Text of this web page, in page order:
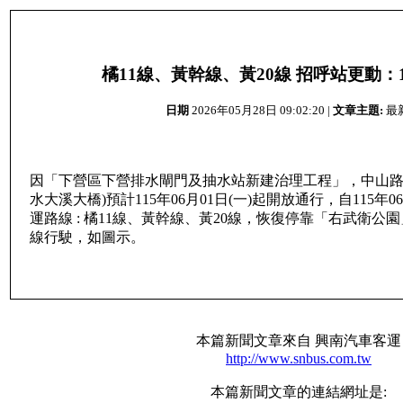
橘11線、黃幹線、黃20線 招呼站更動：
日期 2026年05月28日 09:02:20 | 文章主題: 最
因「下營區下營排水閘門及抽水站新建治理工程」，中山
水大溪大橋)預計115年06月01日(一)起開放通行，自115年
運路線 : 橘11線、黃幹線、黃20線，恢復停靠「右武衛公
線行駛，如圖示。
本篇新聞文章來自 興南汽車客運
http://www.snbus.com.tw
本篇新聞文章的連結網址是: